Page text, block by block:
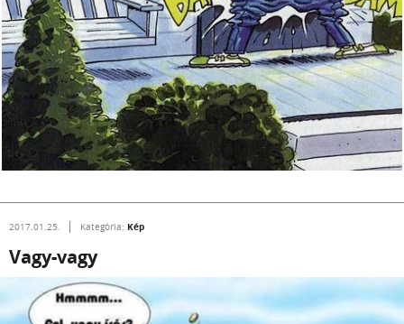
2017.01.25. Kategória: Kép
Vagy-vagy